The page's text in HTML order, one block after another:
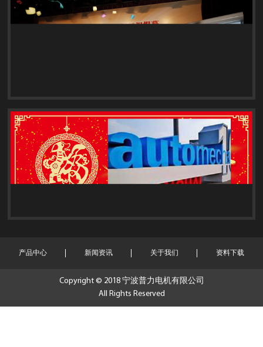
产品中心 新闻资讯 关于我们 资料下载
Copyright © 2018 宁波普力电机有限公司
All Rights Reserved